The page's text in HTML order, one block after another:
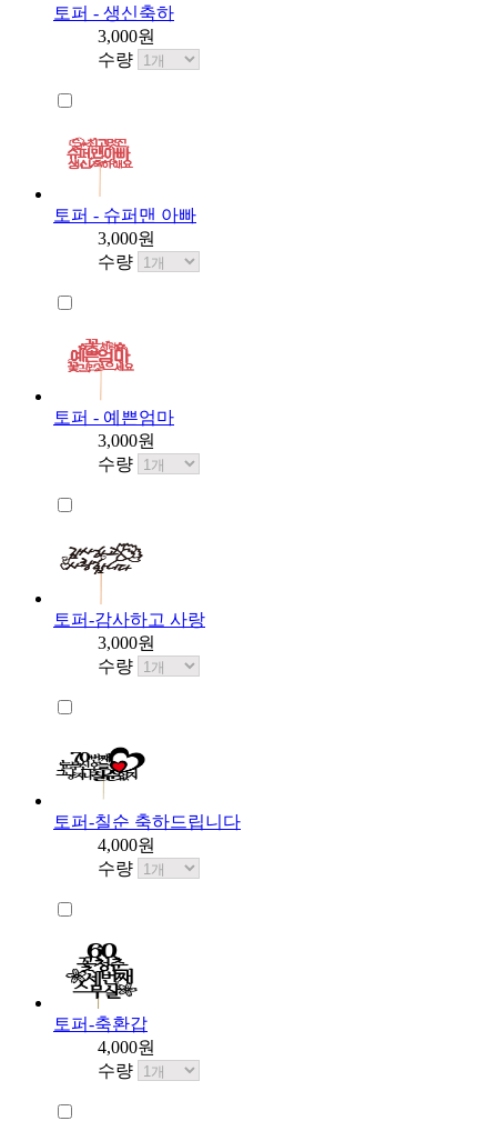
토퍼 - 생신축하
3,000원
수량
토퍼 - 슈퍼맨 아빠
3,000원
수량
토퍼 - 예쁜엄마
3,000원
수량
토퍼-감사하고 사랑
3,000원
수량
토퍼-칠순 축하드립니다
4,000원
수량
토퍼-축환갑
4,000원
수량